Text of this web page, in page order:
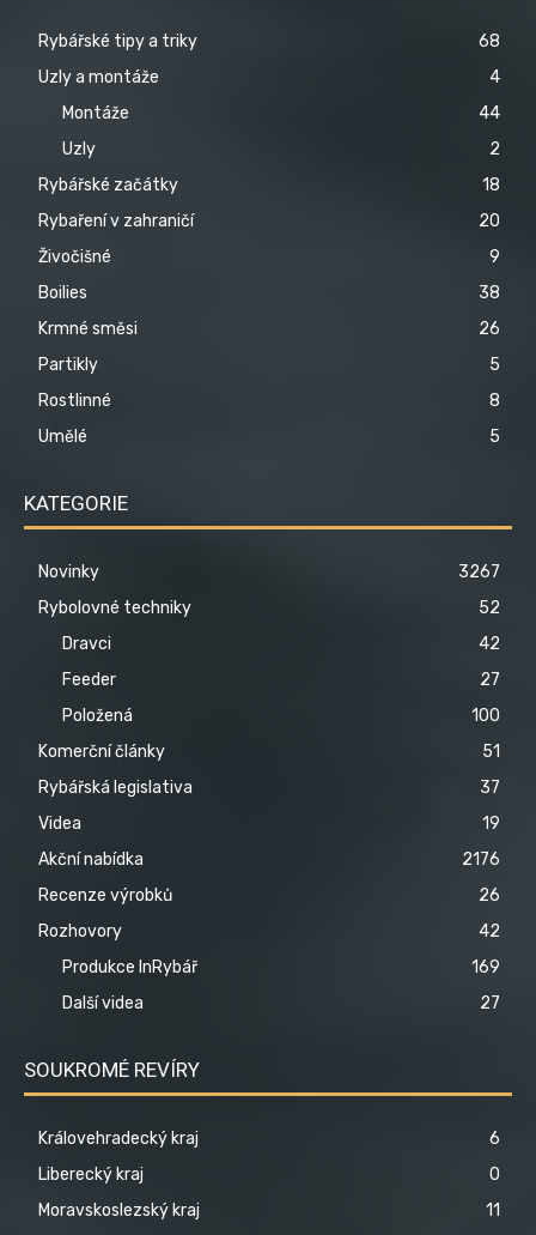
Rybářské tipy a triky
68
Uzly a montáže
4
Montáže
44
Uzly
2
Rybářské začátky
18
Rybaření v zahraničí
20
Živočišné
9
Boilies
38
Krmné směsi
26
Partikly
5
Rostlinné
8
Umělé
5
KATEGORIE
Novinky
3267
Rybolovné techniky
52
Dravci
42
Feeder
27
Položená
100
Komerční články
51
Rybářská legislativa
37
Videa
19
Akční nabídka
2176
Recenze výrobků
26
Rozhovory
42
Produkce InRybář
169
Další videa
27
SOUKROMÉ REVÍRY
Královehradecký kraj
6
Liberecký kraj
0
Moravskoslezský kraj
11